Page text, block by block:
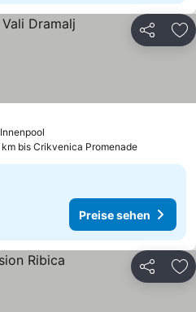
Teilen
km bis Crikvenica Promenade
Preise sehen
Teilen